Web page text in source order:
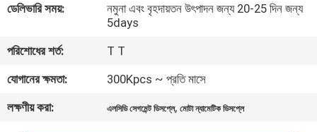
নিয়ন্ত্রণ
আমাদের
সাথে
যোগাযোগ
ডেলিভারি সময়:
নমুনা এবং বৃহদায়তন উৎপাদন জন্য 20-25 দিন জন্য
5days
পরিশোধের শর্ত:
T T
যোগানের ক্ষমতা:
300Kpcs ~ প্রতি মাসে
লক্ষণীয় করা:
এলসিডি সেগমেন্ট ডিসপ্লে,মোটা ন্যামেটিক ডিসপ্লে